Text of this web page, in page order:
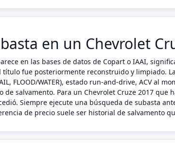
en un Chevrolet
en las bases de datos de Copart o IAAI,
fue posteriormente reconstruido y limpiado.
FLOOD/WATER), estado run-and-drive, ACV al
de salvamento. Para un Chevrolet Cruze 2017
Siempre ejecute una búsqueda de subasta
de precio suele ser historial de salvamento